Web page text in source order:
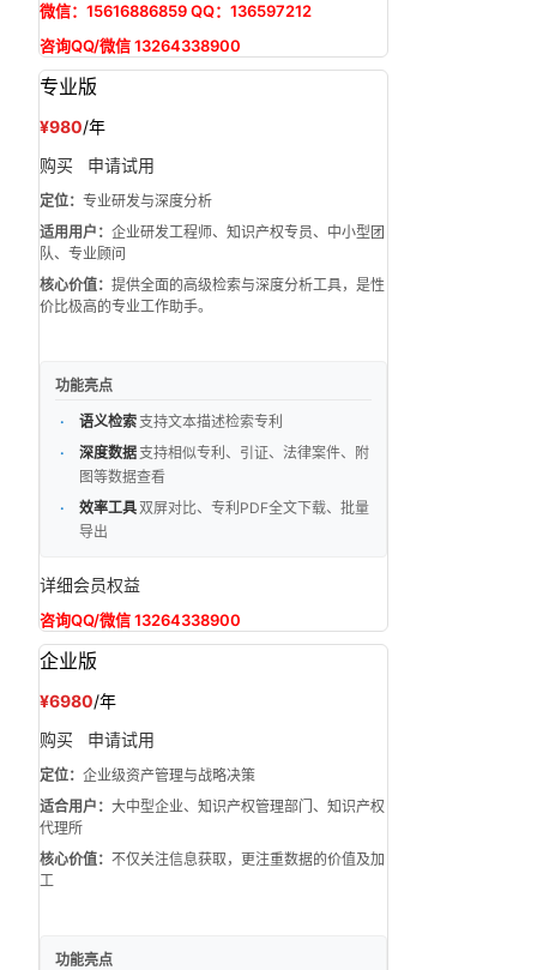
微信：15616886859 QQ：136597212
咨询QQ/微信 13264338900
专业版
¥980/年
购买
申请试用
定位： 专业研发与深度分析
适用用户： 企业研发工程师、知识产权专员、中小型团
队、专业顾问
核心价值： 提供全面的高级检索与深度分析工具，是性
价比极高的专业工作助手。
功能亮点
语义检索 支持文本描述检索专利
深度数据 支持相似专利、引证、法律案件、附
图等数据查看
效率工具双屏对比、专利PDF全文下载、批量
导出
详细会员权益
咨询QQ/微信 13264338900
企业版
¥6980/年
购买
申请试用
定位： 企业级资产管理与战略决策
适合用户： 大中型企业、知识产权管理部门、知识产权
代理所
核心价值： 不仅关注信息获取，更注重数据的价值及加
工
功能亮点